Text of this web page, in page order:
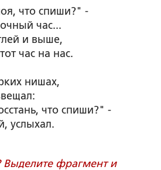
что спиши?" -
час...
и выше,
час на нас.
нишах,
что спиши?" -
услыхал.
Выделите фрагмент и